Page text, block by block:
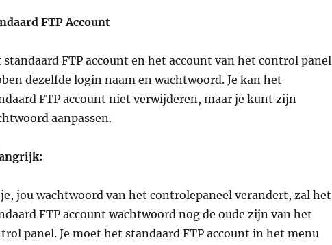
FTP Account
standaard FTP account en het account van het control panel
dezelfde login naam en wachtwoord. Je kan het
FTP account niet verwijderen, maar je kunt zijn
aanpassen.
jou wachtwoord van het controlepaneel verandert, zal het
FTP account wachtwoord nog de oude zijn van het
panel. Je moet het standaard FTP account in het menu